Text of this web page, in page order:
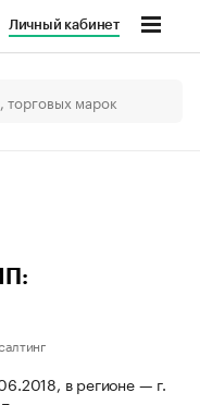
Личный кабинет
в регионе — г.